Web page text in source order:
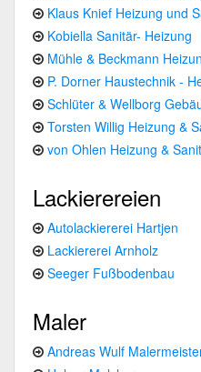
Klaus Knief Heizung und
Kobiella Sanitär- Heizung
Mühle & Beckmann
P. Dorner Haustechnik -
Schlüter & Wellborg
Torsten Willig Heizung &
von Ohlen Heizung &
Lackierereien
Autolackiererei Hartjen
Lackiererei Arnholz
Seeger Fußbodenbau
Maler
Andreas Wulf